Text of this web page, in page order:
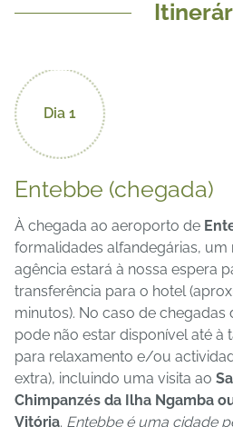
Entebbe (chegada)
À chegada ao aeroporto de
formalidades alfandegárias, um
agência estará à nossa espera
transferência para o hotel
minutos). No caso de chegadas
pode não estar disponível até à
para relaxamento e/ou
extra), incluindo uma visita ao
Chimpanzés da Ilha Ngamba
Vitória. Entebbe é uma cidade
Dia 1